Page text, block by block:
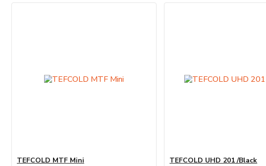
TEFCOLD MTF Mini TEFCOLD UHD 201 /Black